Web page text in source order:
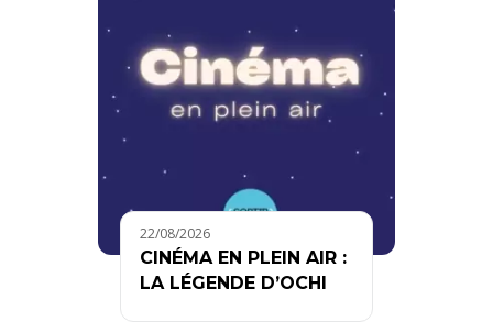
22/08/2026
CINÉMA EN PLEIN AIR :
LA LÉGENDE D’OCHI